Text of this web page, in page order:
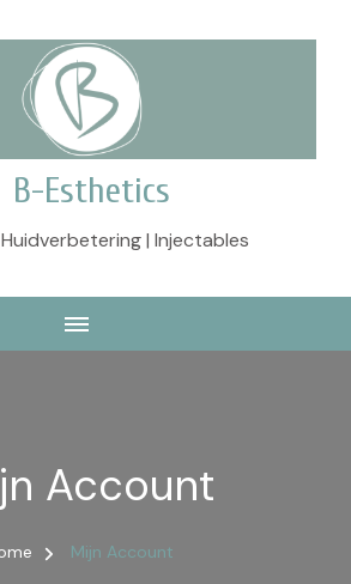
B-Esthetics
| Injectables
Account
Mijn Account